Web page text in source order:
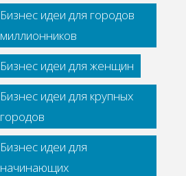
Бизнес идеи для городов
миллионников
Бизнес идеи для женщин
Бизнес идеи для крупных
городов
Бизнес идеи для
начинающих